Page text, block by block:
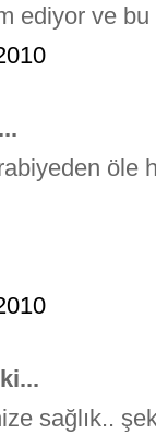
ediyor ve
öle
sağlık..